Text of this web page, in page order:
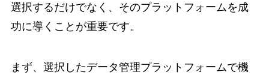
選択するだけでなく、そのプラットフォームを成
功に導くことが重要です。
まず、選択したデータ管理プラットフォームで機